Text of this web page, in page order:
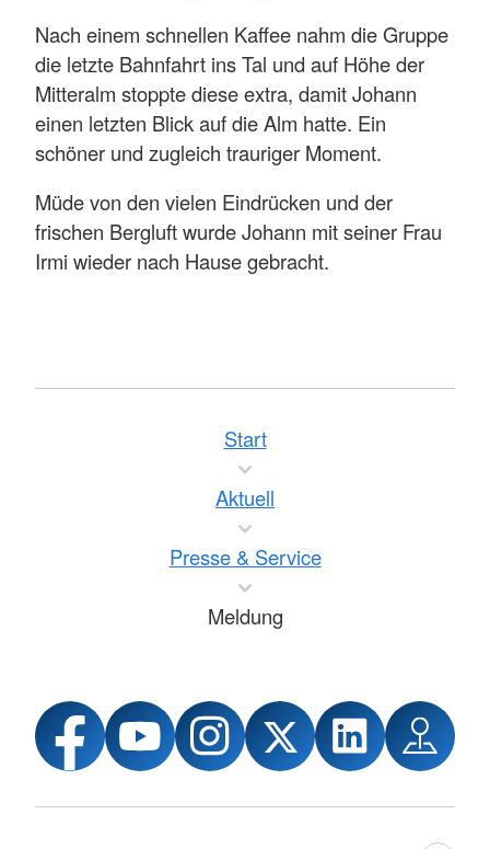
Nach einem schnellen Kaffee nahm die Gruppe
die letzte Bahnfahrt ins Tal und auf Höhe der
Mitteralm stoppte diese extra, damit Johann
einen letzten Blick auf die Alm hatte. Ein
schöner und zugleich trauriger Moment.
Müde von den vielen Eindrücken und der
frischen Bergluft wurde Johann mit seiner Frau
Irmi wieder nach Hause gebracht.
Start
Aktuell
Presse & Service
Meldung